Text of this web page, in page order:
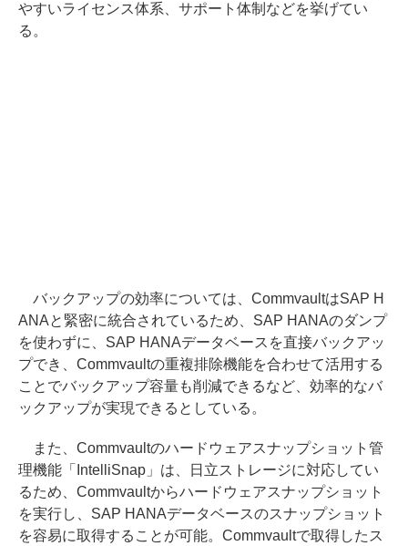
やすいライセンス体系、サポート体制などを挙げてい
る。
バックアップの効率については、CommvaultはSAP H
ANAと緊密に統合されているため、SAP HANAのダンプ
を使わずに、SAP HANAデータベースを直接バックアッ
プでき、Commvaultの重複排除機能を合わせて活用する
ことでバックアップ容量も削減できるなど、効率的なバ
ックアップが実現できるとしている。
また、Commvaultのハードウェアスナップショット管
理機能「IntelliSnap」は、日立ストレージに対応してい
るため、Commvaultからハードウェアスナップショット
を実行し、SAP HANAデータベースのスナップショット
を容易に取得することが可能。Commvaultで取得したス